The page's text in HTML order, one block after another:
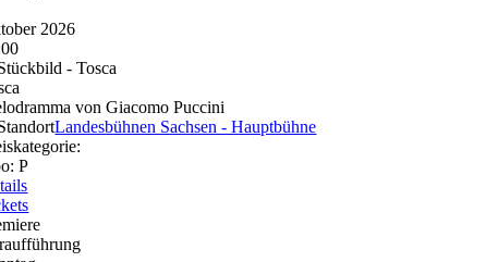
2026
von Giacomo Puccini
Landesbühnen Sachsen - Hauptbühne
P